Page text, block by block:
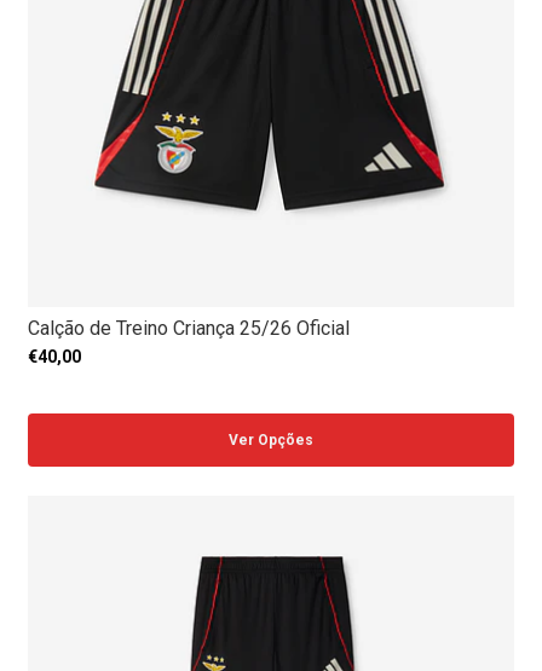
Calção de Treino Criança 25/26 Oficial
€40,00
Ver Opções